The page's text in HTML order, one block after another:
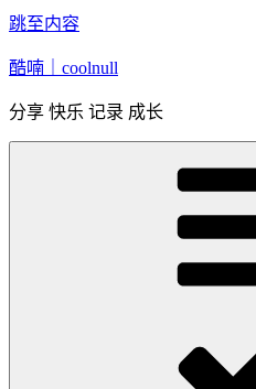
跳至内容
酷喃｜coolnull
分享 快乐 记录 成长